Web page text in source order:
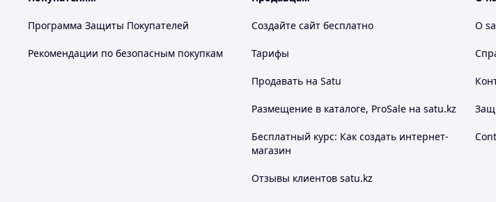
Программа Защиты Покупателей
Рекомендации по безопасным покупкам
Создайте сайт бесплатно
Тарифы
Продавать на Satu
Размещение в каталоге, ProSale на satu.kz
Бесплатный курс: Как создать интернет-
магазин
Отзывы клиентов satu.kz
О